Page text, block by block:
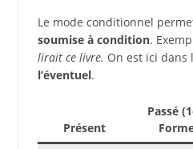
Le mode conditionnel
soumise à condition.
lirait ce livre. On est ici dans
l’éventuel.
Présent
Passé